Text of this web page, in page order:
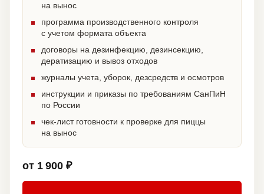
на вынос
программа производственного контроля
с учетом формата объекта
договоры на дезинфекцию, дезинсекцию,
дератизацию и вывоз отходов
журналы учета, уборок, дезсредств и осмотров
инструкции и приказы по требованиям СанПиН
по России
чек-лист готовности к проверке для пиццы
на вынос
от 1 900 ₽